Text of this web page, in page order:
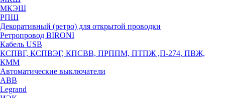
МКЭШ
РПШ
Декоративный (ретро) для открытой проводки
Ретропровод BIRONI
Кабель USB
КСПВГ, КСПВЭГ, КПСВВ, ПРППМ, ПТПЖ ,П-274, ПВЖ,
КММ
Автоматические выключатели
ABB
Legrand